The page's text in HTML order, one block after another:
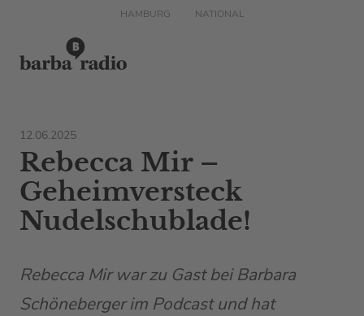
HAMBURG NATIONAL
12.06.2025
Rebecca Mir –
Geheimversteck
Nudelschublade!
Rebecca Mir war zu Gast bei Barbara
Schöneberger im Podcast und hat